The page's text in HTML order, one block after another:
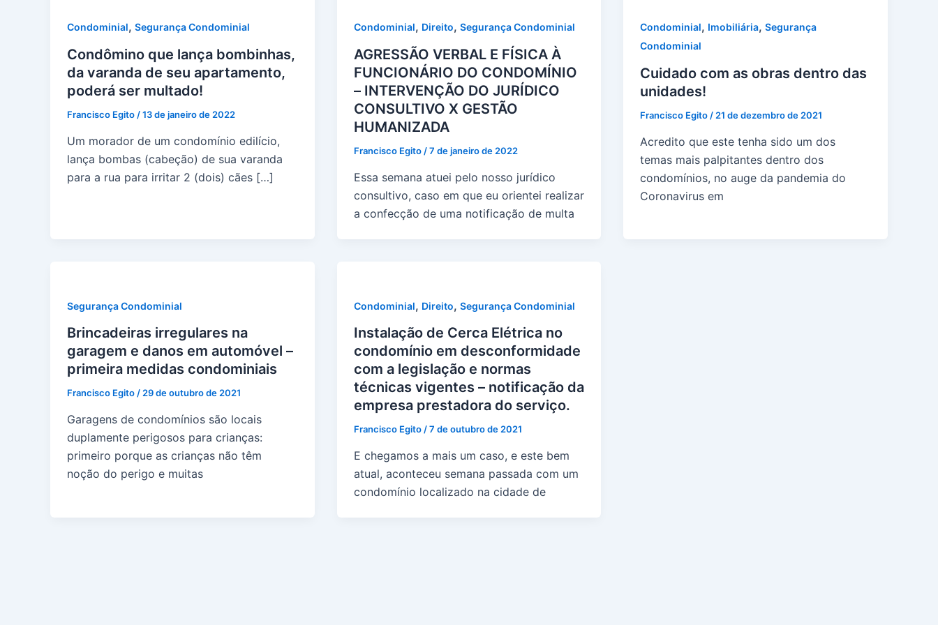
Condominial, Segurança Condominial
Condômino que lança bombinhas,
da varanda de seu apartamento,
poderá ser multado!
Francisco Egito /13 de janeiro de 2022
Um morador de um condomínio edilício,
lança bombas (cabeção) de sua varanda
para a rua para irritar 2 (dois) cães […]
Condominial, Direito, Segurança Condominial
AGRESSÃO VERBAL E FÍSICA À
FUNCIONÁRIO DO CONDOMÍNIO
– INTERVENÇÃO DO JURÍDICO
CONSULTIVO X GESTÃO
HUMANIZADA
Francisco Egito /7 de janeiro de 2022
Essa semana atuei pelo nosso jurídico
consultivo, caso em que eu orientei realizar
a confecção de uma notificação de multa
Condominial, Imobiliária,Segurança
Condominial
Cuidado com as obras dentro das
unidades!
Francisco Egito / 21 de dezembro de 2021
Acredito que este tenha sido um dos
temas mais palpitantes dentro dos
condomínios, no auge da pandemia do
Coronavirus em
Segurança Condominial
Brincadeiras irregulares na
garagem e danos em automóvel –
primeira medidas condominiais
Francisco Egito/29 de outubro de 2021
Garagens de condomínios são locais
duplamente perigosos para crianças:
primeiro porque as crianças não têm
noção do perigo e muitas
Condominial, Direito, Segurança Condominial
Instalação de Cerca Elétrica no
condomínio em desconformidade
com a legislação e normas
técnicas vigentes – notificação da
empresa prestadora do serviço.
Francisco Egito/7 de outubro de 2021
E chegamos a mais um caso, e este bem
atual, aconteceu semana passada com um
condomínio localizado na cidade de